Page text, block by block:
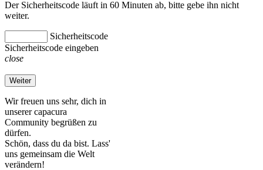
Der Sicherheitscode läuft in 60 Minuten ab, bitte gebe ihn nicht
weiter.
Sicherheitscode
Sicherheitscode eingeben
close
Weiter
Wir freuen uns sehr, dich in
unserer capacura
Community begrüßen zu
dürfen.
Schön, dass du da bist. Lass'
uns gemeinsam die Welt
verändern!